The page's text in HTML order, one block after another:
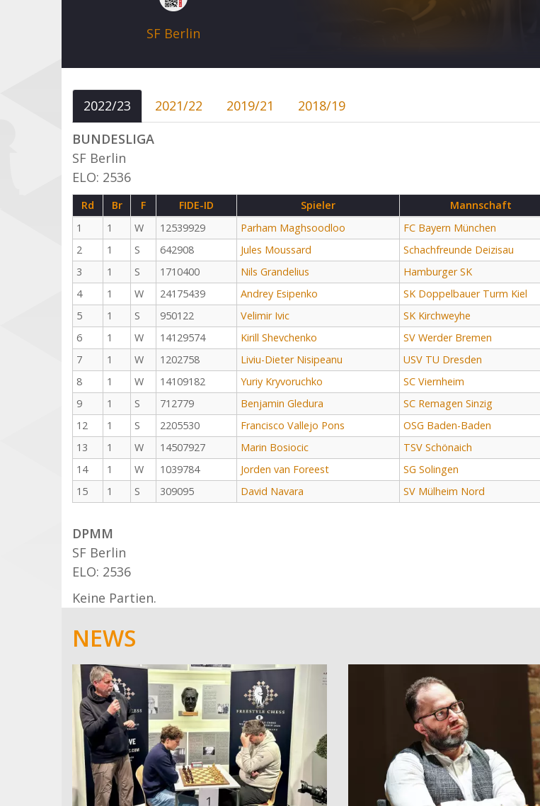
SF Berlin
2022/23 2021/22 2019/21
2018/19
BUNDESLIGA
SF Berlin
ELO: 2536
Rd Br F FIDE-ID Spieler Mannschaft
1
1 W 12539929 Parham Maghsoodloo FC Bayern München
2
1 S 642908 Jules Moussard Schachfreunde Deizisau
3
1 S 1710400 Nils Grandelius Hamburger SK
4
1 W 24175439 Andrey Esipenko SK Doppelbauer Turm Kiel
5
1 S 950122 Velimir Ivic SK Kirchweyhe
6
1 W 14129574 Kirill Shevchenko SV Werder Bremen
7
1 W 1202758 Liviu-Dieter Nisipeanu USV TU Dresden
8
1 W 14109182 Yuriy Kryvoruchko SC Viernheim
9
1 S 712779 Benjamin Gledura SC Remagen Sinzig
12
1 S 2205530 Francisco Vallejo Pons OSG Baden-Baden
13
1 W 14507927 Marin Bosiocic TSV Schönaich
14
1 W 1039784 Jorden van Foreest SG Solingen
15
1 S 309095 David Navara SV Mülheim Nord
DPMM
SF Berlin
ELO: 2536
Keine Partien.
NEWS